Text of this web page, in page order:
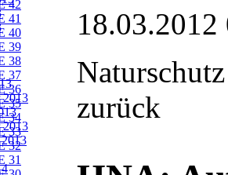
42
41
40
39
38
37
36
35
34
33
32
31
2013
2013
18.03.2012
zurück